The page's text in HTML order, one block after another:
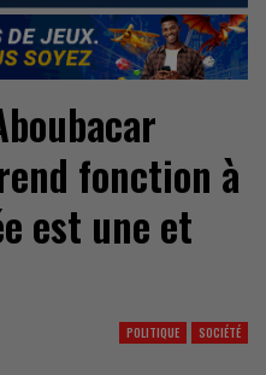
fonction à
est une et
POLITIQUE SOCIÉTÉ